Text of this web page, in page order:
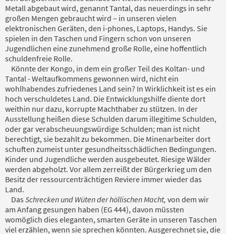
Metall abgebaut wird, genannt Tantal, das neuerdings in sehr
großen Mengen gebraucht wird – in unseren vielen
elektronischen Geräten, den i-phones, Laptops, Handys. Sie
spielen in den Taschen und Fingern schon von unseren
Jugendlichen eine zunehmend große Rolle, eine hoffentlich
schuldenfreie Rolle.
Könnte der Kongo, in dem ein großer Teil des Koltan- und
Tantal - Weltaufkommens gewonnen wird, nicht ein
wohlhabendes zufriedenes Land sein? In Wirklichkeit ist es ein
hoch verschuldetes Land. Die Entwicklungshilfe diente dort
weithin nur dazu, korrupte Machthaber zu stützen. In der
Ausstellung heißen diese Schulden darum illegitime Schulden,
oder gar verabscheuungswürdige Schulden; man ist nicht
berechtigt, sie bezahlt zu bekommen. Die Minenarbeiter dort
schuften zumeist unter gesundheitsschädlichen Bedingungen.
Kinder und Jugendliche werden ausgebeutet. Riesige Wälder
werden abgeholzt. Vor allem zerreißt der Bürgerkrieg um den
Besitz der ressourcenträchtigen Reviere immer wieder das
Land.
DasSchrecken und Wüten der höllischen Macht, von dem wir
am Anfang gesungen haben (EG 444), davon müssten
womöglich dies eleganten, smarten Geräte in unseren Taschen
viel erzählen, wenn sie sprechen könnten. Ausgerechnet sie, die